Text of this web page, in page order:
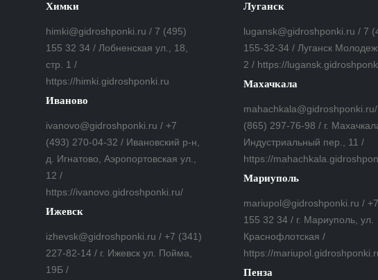
Химки
himki@gidroshponki.ru / 7 (495)
155 32 34 / Лобненская ул., 18,
стр. 1 /
https://himki.gidroshponki.ru
Иваново
ivanovo@gidroshponki.ru / +7
(493) 270-04-32 / Ивановский р-н,
д. Игнатово, Аэропортовская ул.,
12 /
https://ivanovo.gidroshponki.ru/
Ижевск
izhevsk@gidroshponki.ru / +7 (341)
227-82-14 / г. Ижевск ул. Пойма,
19Б /
Луганск
lugansk@gidroshponki.ru / 7
155-32-34 / Луганск
2 / https://
Махачкала
(865) 297-76-98 / г.
Индустриальный пер., 11 /
https://
Мариуполь
mariupol@gidroshponki.ru /
155 32 34 / г. Мариуполь, ул.
Краснофлотская /
https://
Пенза